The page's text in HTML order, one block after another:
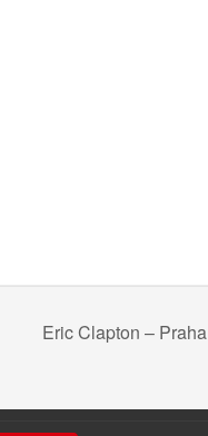
Eric Clapton – Praha